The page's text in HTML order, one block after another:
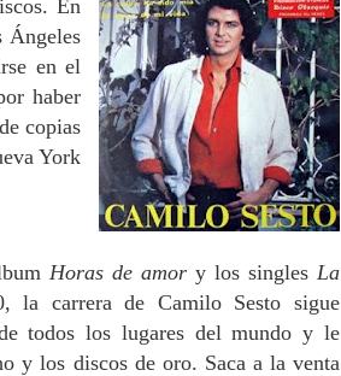
En
Ángeles
en el
haber
copias
York
Horas de amory los singles La
la carrera de Camilo Sesto sigue
todos los lugares del mundo y le
y los discos de oro. Saca a la venta